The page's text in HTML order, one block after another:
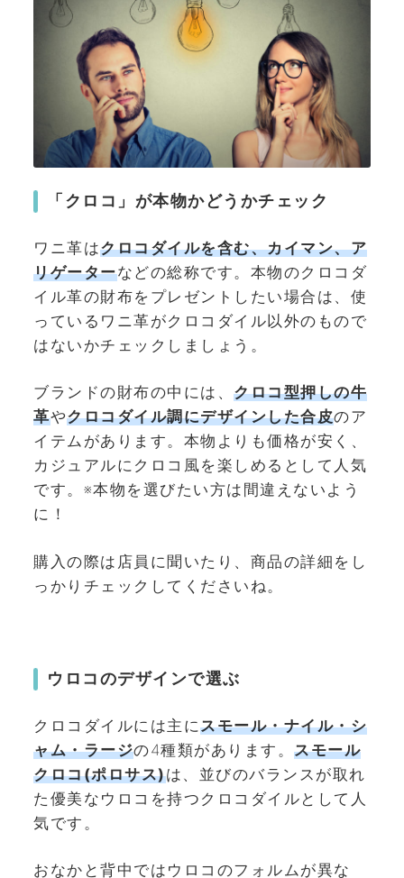
「クロコ」が本物かどうかチェック
ワニ革はクロコダイルを含む、カイマン、ア
リゲーターなどの総称です。本物のクロコダ
イル革の財布をプレゼントしたい場合は、使
っているワニ革がクロコダイル以外のもので
はないかチェックしましょう。
ブランドの財布の中には、 クロコ型押しの牛
革やクロコダイル調にデザインした合皮のア
イテムがあります。本物よりも価格が安く、
カジュアルにクロコ風を楽しめるとして人気
です。※本物を選びたい方は間違えないよう
に！
購入の際は店員に聞いたり、商品の詳細をし
っかりチェックしてくださいね。
ウロコのデザインで選ぶ
クロコダイルには主にスモール・ナイル・シ
ャム・ラージの4種類があります。 スモール
クロコ(ポロサス)は、並びのバランスが取れ
た優美なウロコを持つクロコダイルとして人
気です。
おなかと背中ではウロコのフォルムが異な